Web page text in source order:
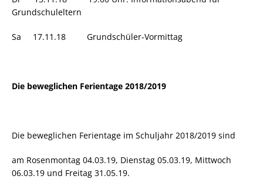
Grundschuleltern
Sa 17.11.18 Grundschüler-Vormittag
Die beweglichen Ferientage 2018/2019
Die beweglichen Ferientage im Schuljahr 2018/2019 sind
am Rosenmontag 04.03.19, Dienstag 05.03.19, Mittwoch
06.03.19 und Freitag 31.05.19.